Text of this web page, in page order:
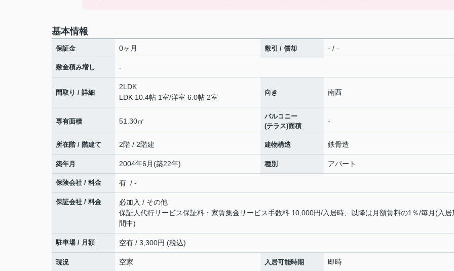
基本情報
保証金 0ヶ月 敷引 / 償却 - / -
敷金積み増し -
間取り / 詳細
2LDK
LDK 10.4帖 1室/洋室 6.0帖 2室
向き 南西
専有面積 51.30㎡
バルコニー
(テラス)面積
-
所在階 / 階建て 2階 / 2階建 建物構造 鉄骨造
築年月 2004年6月(築22年) 種別 アパート
保険会社 / 料金 有 / -
保証会社 / 料金
必加入 / その他
保証人代行サービス保証料・家賃集金サービス手数料 10,000円/入居時、以降は月額賃料の1％/毎月(入居
間中)
駐車場 / 月額 空有 / 3,300円 (税込)
現況 空家 入居可能時期 即時